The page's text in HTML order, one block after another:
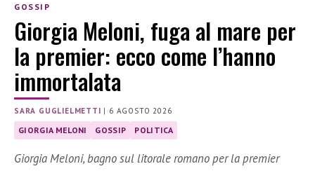
GOSSIP
Giorgia Meloni, fuga al mare per
la premier: ecco come l’hanno
immortalata
SARA GUGLIELMETTI | 6 AGOSTO 2026
GIORGIA MELONI GOSSIP POLITICA
Giorgia Meloni, bagno sul litorale romano per la premier